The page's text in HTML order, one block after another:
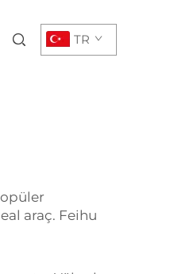
TR
araç. Feihu